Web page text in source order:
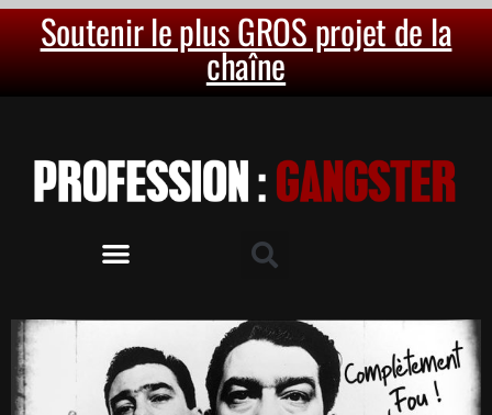
Soutenir le plus GROS projet de la
chaîne